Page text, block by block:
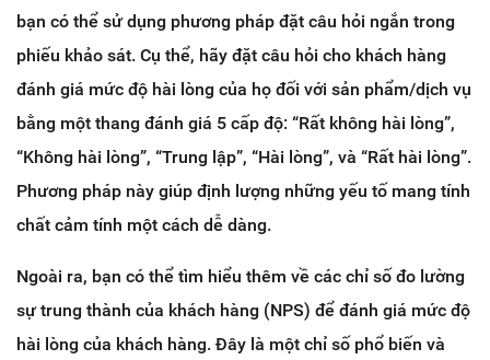
bạn có thể sử dụng phương pháp đặt câu hỏi ngắn trong
phiếu khảo sát. Cụ thể, hãy đặt câu hỏi cho khách hàng
đánh giá mức độ hài lòng của họ đối với sản phẩm/dịch vụ
bằng một thang đánh giá 5 cấp độ: “Rất không hài lòng”,
“Không hài lòng”, “Trung lập”, “Hài lòng”, và “Rất hài lòng”.
Phương pháp này giúp định lượng những yếu tố mang tính
chất cảm tính một cách dễ dàng.
Ngoài ra, bạn có thể tìm hiểu thêm về các chỉ số đo lường
sự trung thành của khách hàng (NPS) để đánh giá mức độ
hài lòng của khách hàng. Đây là một chỉ số phổ biến và